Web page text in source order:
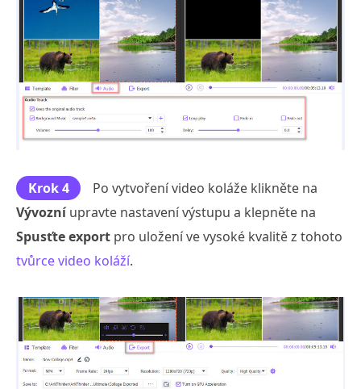
Krok 4
Po vytvoření video koláže klikněte na
Vývozníupravte nastavení výstupu a klepněte na
Spusťte export pro uložení ve vysoké kvalitě z tohoto
tvůrce video koláží.